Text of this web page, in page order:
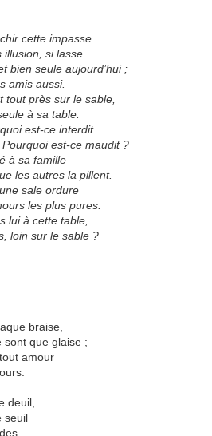
cette impasse.
si lasse.
bien seule aujourd’hui ;
amis aussi.
tout près sur le sable,
à sa table.
est-ce interdit
est-ce maudit ?
à sa famille
les autres la pillent.
sale ordure
les plus pures.
lui à cette table,
loin sur le sable ?
braise,
sont que glaise ;
amour
deuil,
seuil